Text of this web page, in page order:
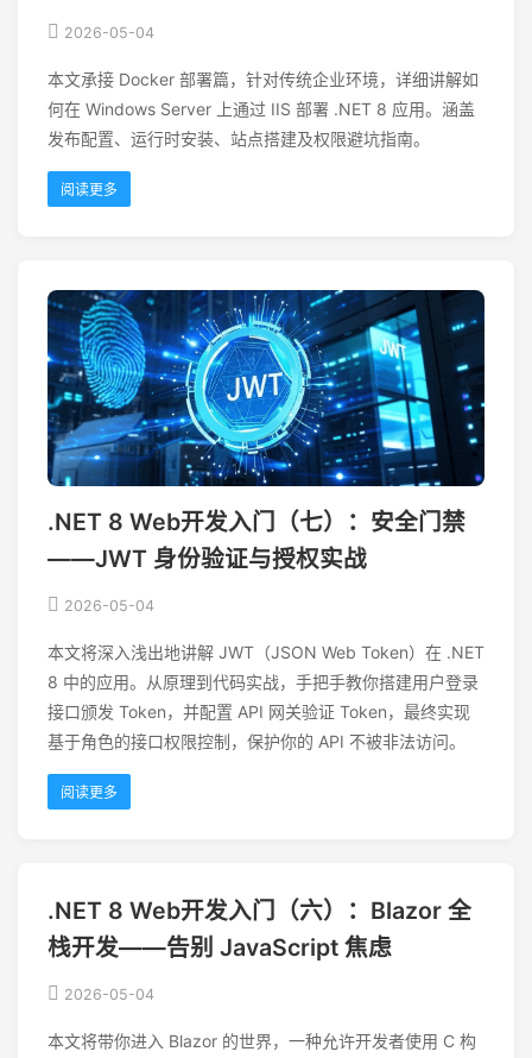
2026-05-04
本文承接 Docker 部署篇，针对传统企业环境，详细讲解如
何在 Windows Server 上通过 IIS 部署 .NET 8 应用。涵盖
发布配置、运行时安装、站点搭建及权限避坑指南。
阅读更多
.NET 8 Web开发入门（七）：安全门禁
——JWT 身份验证与授权实战
2026-05-04
本文将深入浅出地讲解 JWT（JSON Web Token）在 .NET
8 中的应用。从原理到代码实战，手把手教你搭建用户登录
接口颁发 Token，并配置 API 网关验证 Token，最终实现
基于角色的接口权限控制，保护你的 API 不被非法访问。
阅读更多
.NET 8 Web开发入门（六）：Blazor 全
栈开发——告别 JavaScript 焦虑
2026-05-04
本文将带你进入 Blazor 的世界，一种允许开发者使用 C 构